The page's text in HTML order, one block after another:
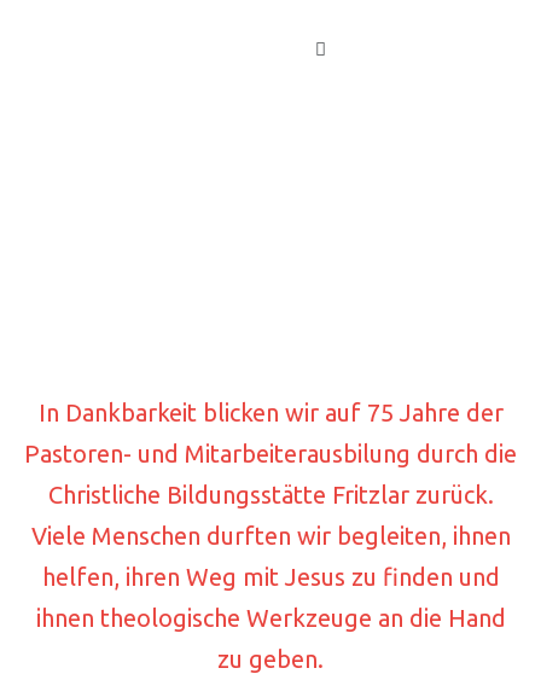
Menu
In Dankbarkeit blicken wir auf 75 Jahre der
Pastoren- und Mitarbeiterausbilung durch die
Christliche Bildungsstätte Fritzlar zurück.
Viele Menschen durften wir begleiten, ihnen
helfen, ihren Weg mit Jesus zu finden und
ihnen theologische Werkzeuge an die Hand
zu geben.